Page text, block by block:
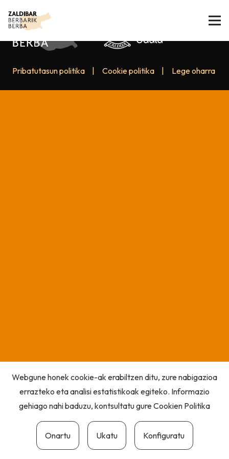
Pribatutasun politika Cookie politika Lege oharra
Webgune honek cookie-ak erabiltzen ditu, zure nabigazioa
errazteko eta analisi estatistikoak egiteko. Informazio
gehiago nahi baduzu, kontsultatu gureCookien Politika
Onartu Ukatu Konfiguratu